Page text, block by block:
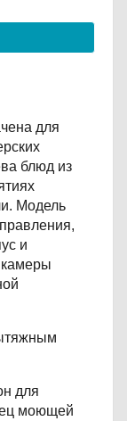
для
блюд из
Модель
и
камеры
для
моющей